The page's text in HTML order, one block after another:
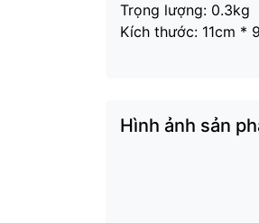
Trọng lượng: 0.3kg
Kích thước: 11cm *
Hình ảnh sản